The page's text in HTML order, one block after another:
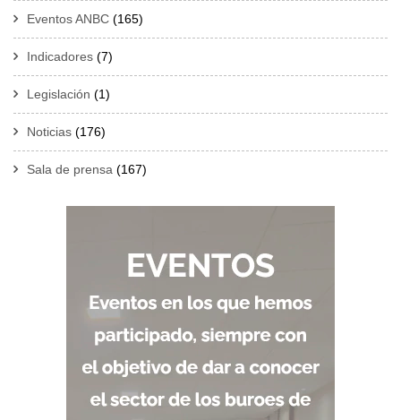
Eventos ANBC (165)
Indicadores (7)
Legislación (1)
Noticias (176)
Sala de prensa (167)